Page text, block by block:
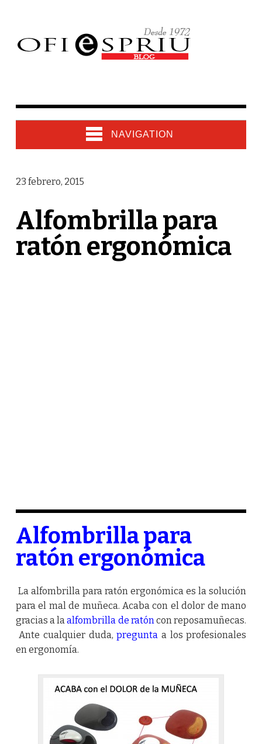
NAVIGATION
23 febrero, 2015
Alfombrilla para
ratón ergonómica
Alfombrilla para
ratón ergonómica
La alfombrilla para ratón ergonómica es la solución
para el mal de muñeca. Acaba con el dolor de mano
gracias a laalfombrilla de ratóncon reposamuñecas.
Ante cualquier duda,pregunta a los profesionales
en ergonomía.